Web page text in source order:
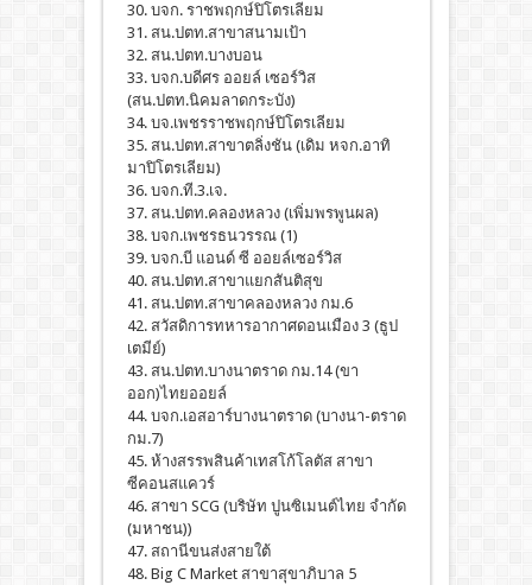
30. บจก. ราชพฤกษ์ปิโตรเลียม
31. สน.ปตท.สาขาสนามเป้า
32. สน.ปตท.บางบอน
33. บจก.บดีศร ออยล์ เซอร์วิส
(สน.ปตท.นิคมลาดกระบัง)
34. บจ.เพชรราชพฤกษ์ปิโตรเลียม
35. สน.ปตท.สาขาตลิ่งชัน (เดิม หจก.อาทิ
มาปิโตรเลียม)
36. บจก.ที.3.เจ.
37. สน.ปตท.คลองหลวง (เพิ่มพรพูนผล)
38. บจก.เพชรธนวรรณ (1)
39. บจก.บี แอนด์ ซี ออยล์เซอร์วิส
40. สน.ปตท.สาขาแยกสันติสุข
41. สน.ปตท.สาขาคลองหลวง กม.6
42. สวัสดิการทหารอากาศดอนเมือง 3 (ธูป
เตมีย์)
43. สน.ปตท.บางนาตราด กม.14 (ขา
ออก)ไทยออยล์
44. บจก.เอสอาร์บางนาตราด (บางนา-ตราด
กม.7)
45. ห้างสรรพสินค้าเทสโก้โลตัส สาขา
ซีคอนสแควร์
46. สาขา SCG (บริษัท ปูนซิเมนต์ไทย จำกัด
(มหาชน))
47. สถานีขนส่งสายใต้
48. Big C Market สาขาสุขาภิบาล 5